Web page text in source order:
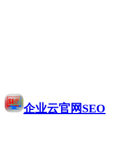
企业云官网SEO